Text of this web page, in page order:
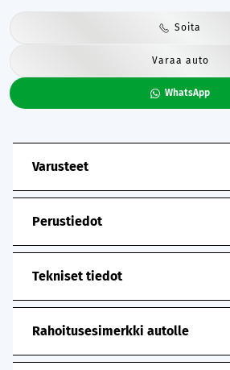
Soita
Varaa auto
WhatsApp
Varusteet
Perustiedot
Tekniset tiedot
Rahoitusesimerkki autolle